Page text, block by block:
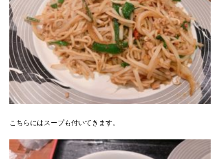
こちらにはスープも付いてきます。